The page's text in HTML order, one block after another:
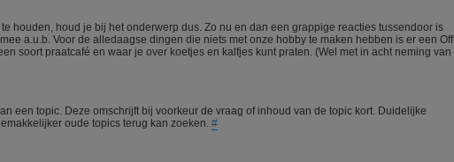
houden, houd je bij het onderwerp dus. Zo nu en dan een grappige reacties tussendoor is
a.u.b. Voor de alledaagse dingen die niets met onze hobby te maken hebben is er een
soort praatcafé en waar je over koetjes en kalfjes kunt praten. (Wel met in acht neming van
een topic. Deze omschrijft bij voorkeur de vraag of inhoud van de topic kort. Duidelijke
oude topics terug kan zoeken. #